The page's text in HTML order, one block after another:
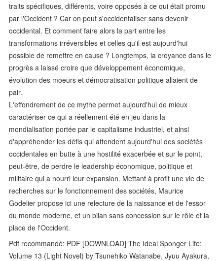
traits spécifiques, différents, voire opposés à ce qui était promu
par l'Occident ? Car on peut s'occidentaliser sans devenir
occidental. Et comment faire alors la part entre les
transformations irréversibles et celles qu'il est aujourd'hui
possible de remettre en cause ? Longtemps, la croyance dans le
progrès a laissé croire que développement économique,
évolution des moeurs et démocratisation politique allaient de
pair.
L'effondrement de ce mythe permet aujourd'hui de mieux
caractériser ce qui a réellement été en jeu dans la
mondialisation portée par le capitalisme industriel, et ainsi
d'appréhender les défis qui attendent aujourd'hui des sociétés
occidentales en butte à une hostilité exacerbée et sur le point,
peut-être, de perdre le leadership économique, politique et
militaire qui a nourri leur expansion. Mettant à profit une vie de
recherches sur le fonctionnement des sociétés, Maurice
Godelier propose ici une relecture de la naissance et de l'essor
du monde moderne, et un bilan sans concession sur le rôle et la
place de l'Occident.
Pdf recommandé: PDF [DOWNLOAD] The Ideal Sponger Life:
Volume 13 (Light Novel) by Tsunehiko Watanabe, Jyuu Ayakura,